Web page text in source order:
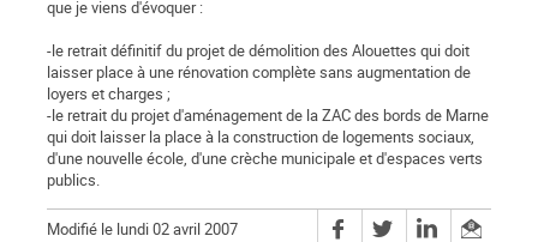
que je viens d'évoquer :
-le retrait définitif du projet de démolition des Alouettes qui doit
laisser place à une rénovation complète sans augmentation de
loyers et charges ;
-le retrait du projet d'aménagement de la ZAC des bords de Marne
qui doit laisser la place à la construction de logements sociaux,
d'une nouvelle école, d'une crèche municipale et d'espaces verts
publics.
Modifié le lundi 02 avril 2007